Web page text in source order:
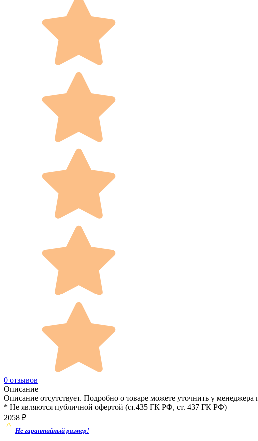
0 отзывов
Описание
Описание отсутствует. Подробно о товаре можете уточнить у менеджера
* Не являются публичной офертой (ст.435 ГК РФ, cт. 437 ГК РФ)
2058 ₽
Не гарантийный размер!